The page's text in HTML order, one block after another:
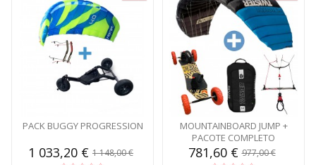
PACK BUGGY PROGRESSION
1 033,20 € 1 148,00 €
MOUNTAINBOARD JUMP +
PACOTE COMPLETO
781,60 €977,00 €